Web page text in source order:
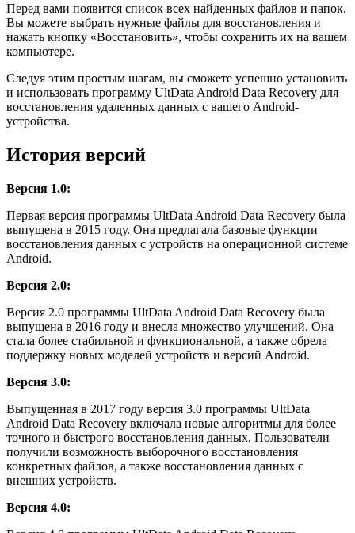
Перед вами появится список всех найденных файлов и папок.
Вы можете выбрать нужные файлы для восстановления и
нажать кнопку «Восстановить», чтобы сохранить их на вашем
компьютере.
Следуя этим простым шагам, вы сможете успешно установить
и использовать программу UltData Android Data Recovery для
восстановления удаленных данных с вашего Android-
устройства.
История версий
Версия 1.0:
Первая версия программы UltData Android Data Recovery была
выпущена в 2015 году. Она предлагала базовые функции
восстановления данных с устройств на операционной системе
Android.
Версия 2.0:
Версия 2.0 программы UltData Android Data Recovery была
выпущена в 2016 году и внесла множество улучшений. Она
стала более стабильной и функциональной, а также обрела
поддержку новых моделей устройств и версий Android.
Версия 3.0:
Выпущенная в 2017 году версия 3.0 программы UltData
Android Data Recovery включала новые алгоритмы для более
точного и быстрого восстановления данных. Пользователи
получили возможность выборочного восстановления
конкретных файлов, а также восстановления данных с
внешних устройств.
Версия 4.0: